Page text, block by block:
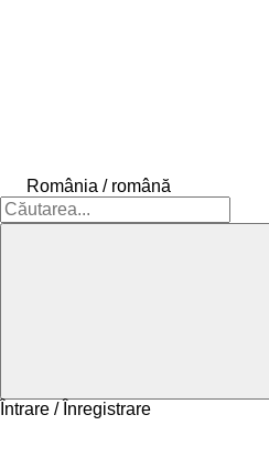
România / română
Întrare / Înregistrare